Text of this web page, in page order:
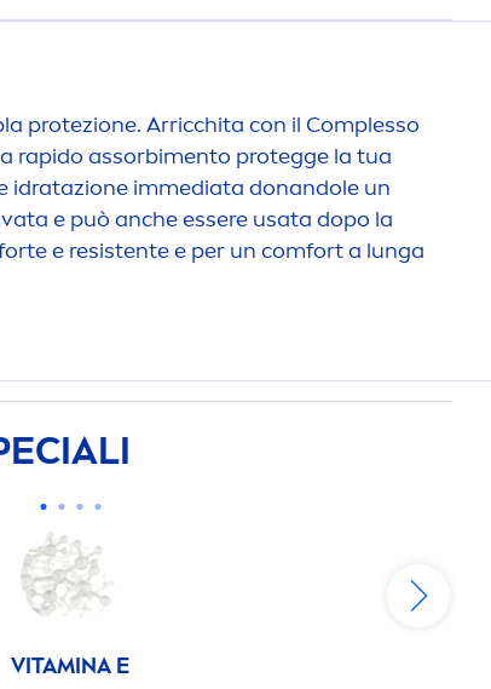
protezione. Arricchita con il Complesso
rapido assorbimento protegge la tua
idratazione immediata donandole un
e può anche essere usata dopo la
e resistente e per un comfort a lunga
VITAMINA E